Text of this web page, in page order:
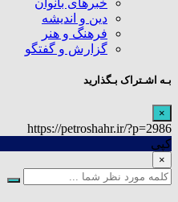
خبرهای بانوان
دین و اندیشه
فرهنگ و هنر
گزارش و گفتگو
بـه اشـتراک بـگذارید
×
https://petroshahr.ir/?p=2986
کپی
×